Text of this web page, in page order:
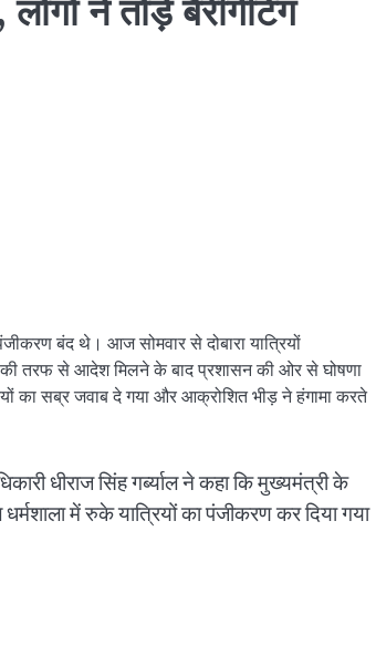
ने तोड़े बैरीगेटिंग
बंद थे। आज सोमवार से दोबारा यात्रियों
तरफ से आदेश मिलने के बाद प्रशासन की ओर से घोषणा
का सब्र जवाब दे गया और आक्रोशित भीड़ ने हंगामा करते
धीराज सिंह गर्ब्याल ने कहा कि मुख्यमंत्री के
में रुके यात्रियों का पंजीकरण कर दिया गया